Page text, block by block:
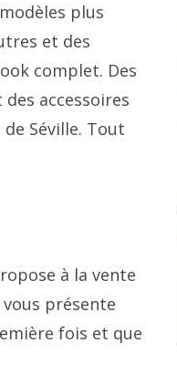
plus
et des
complet. Des
accessoires
Séville. Tout
à la vente
présente
fois et que